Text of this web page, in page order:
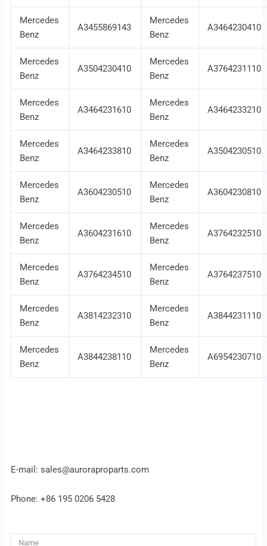
Mercedes
Benz
A3455869143
Mercedes
Benz
A3464230410
Mercedes
Benz
A3504230410
Mercedes
Benz
A3764231110
Mercedes
Benz
A3464231610
Mercedes
Benz
A3464233210
Mercedes
Benz
A3464233810
Mercedes
Benz
A3504230510
Mercedes
Benz
A3604230510
Mercedes
Benz
A3604230810
Mercedes
Benz
A3604231610
Mercedes
Benz
A3764232510
Mercedes
Benz
A3764234510
Mercedes
Benz
A3764237510
Mercedes
Benz
A3814232310
Mercedes
Benz
A3844231110
Mercedes
Benz
A3844238110
Mercedes
Benz
A6954230710
E-mail: sales@auroraproparts.com
Phone: +86 195 0206 5428
Name